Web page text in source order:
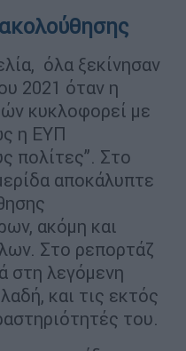
όλα ξεκίνησαν
2021 όταν η
κυκλοφορεί με
η ΕΥΠ
πολίτες”. Στο
αποκάλυπτε
ακόμη και
Στο ρεπορτάζ
στη λεγόμενη
και τις εκτός
του.